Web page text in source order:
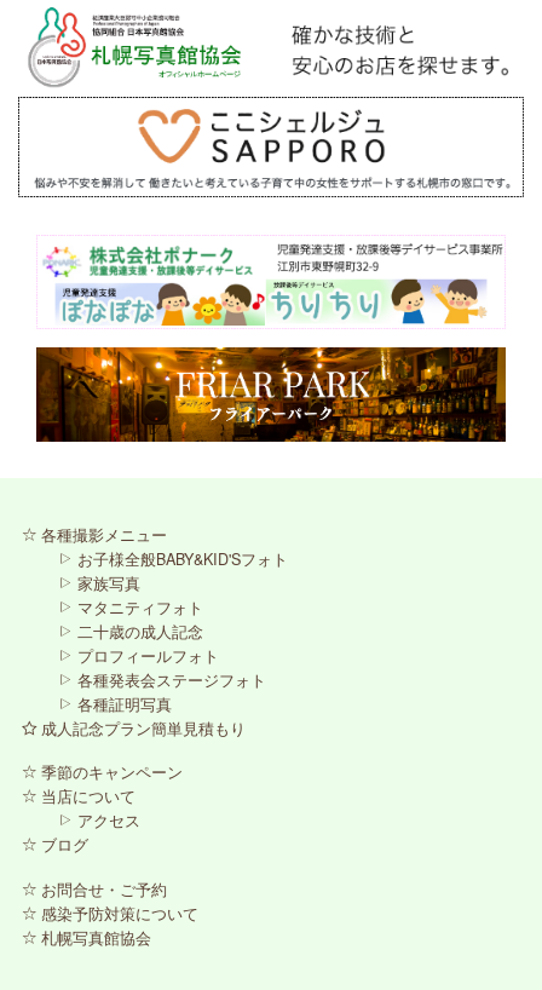
各種撮影メニュー
お子様全般BABY&KID'Sフォト
家族写真
マタニティフォト
二十歳の成人記念
プロフィールフォト
各種発表会ステージフォト
各種証明写真
成人記念プラン簡単見積もり
季節のキャンペーン
当店について
アクセス
ブログ
お問合せ・ご予約
感染予防対策について
札幌写真館協会